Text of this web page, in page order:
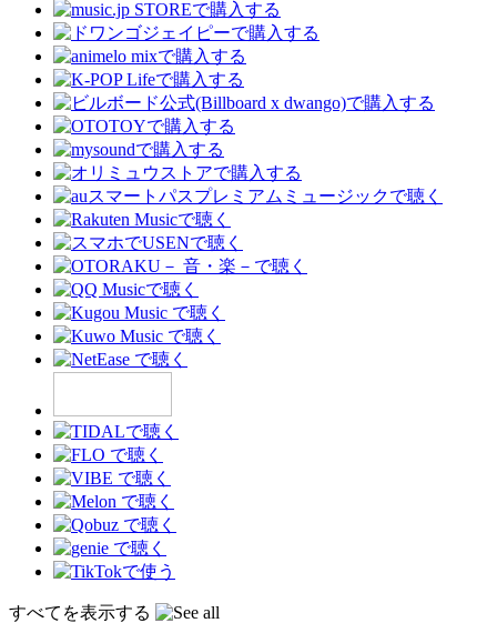
すべてを表示する